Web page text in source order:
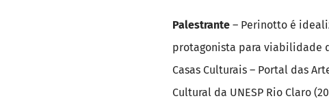
Palestrante – Perinotto é
protagonista para viabilidade
Casas Culturais – Portal das
Cultural da UNESP Rio Claro